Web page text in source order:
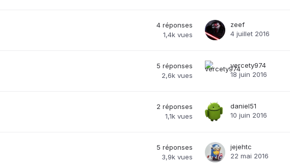
4 réponses
1,4k vues
zeef
4 juillet 2016
5 réponses
2,6k vues
vercety974
18 juin 2016
2 réponses
1,1k vues
daniel51
10 juin 2016
5 réponses
3,9k vues
jejehtc
22 mai 2016